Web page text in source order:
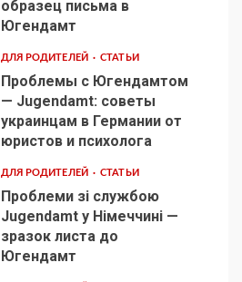
образец письма в
Югендамт
ДЛЯ РОДИТЕЛЕЙ СТАТЬИ
Проблемы с Югендамтом
— Jugendamt: советы
украинцам в Германии от
юристов и психолога
ДЛЯ РОДИТЕЛЕЙ СТАТЬИ
Проблеми зі службою
Jugendamt у Німеччині —
зразок листа до
Югендамт